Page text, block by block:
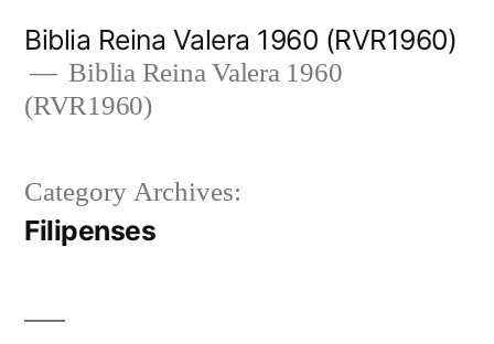
content
Biblia Reina Valera 1960 (RVR1960)
Biblia Reina Valera 1960
(RVR1960)
Category Archives:
Filipenses